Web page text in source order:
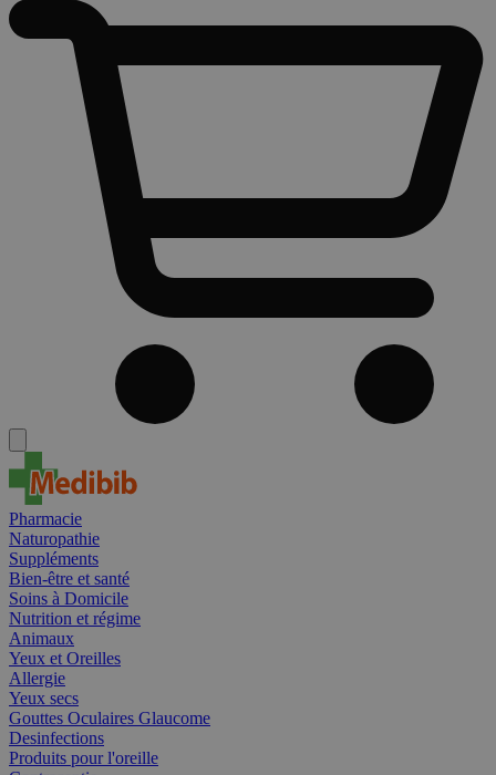
Pharmacie
Naturopathie
Suppléments
Bien-être et santé
Soins à Domicile
Nutrition et régime
Animaux
Yeux et Oreilles
Allergie
Yeux secs
Gouttes Oculaires Glaucome
Desinfections
Produits pour l'oreille